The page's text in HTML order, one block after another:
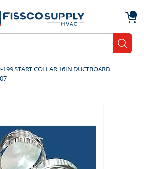
START COLLAR 16IN DUCTBOARD